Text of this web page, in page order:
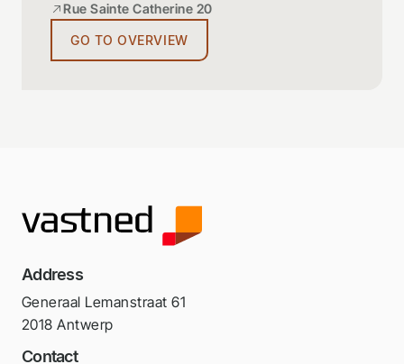
Rue Sainte Catherine 20
GO TO OVERVIEW
Address
Generaal Lemanstraat 61
2018 Antwerp
Contact